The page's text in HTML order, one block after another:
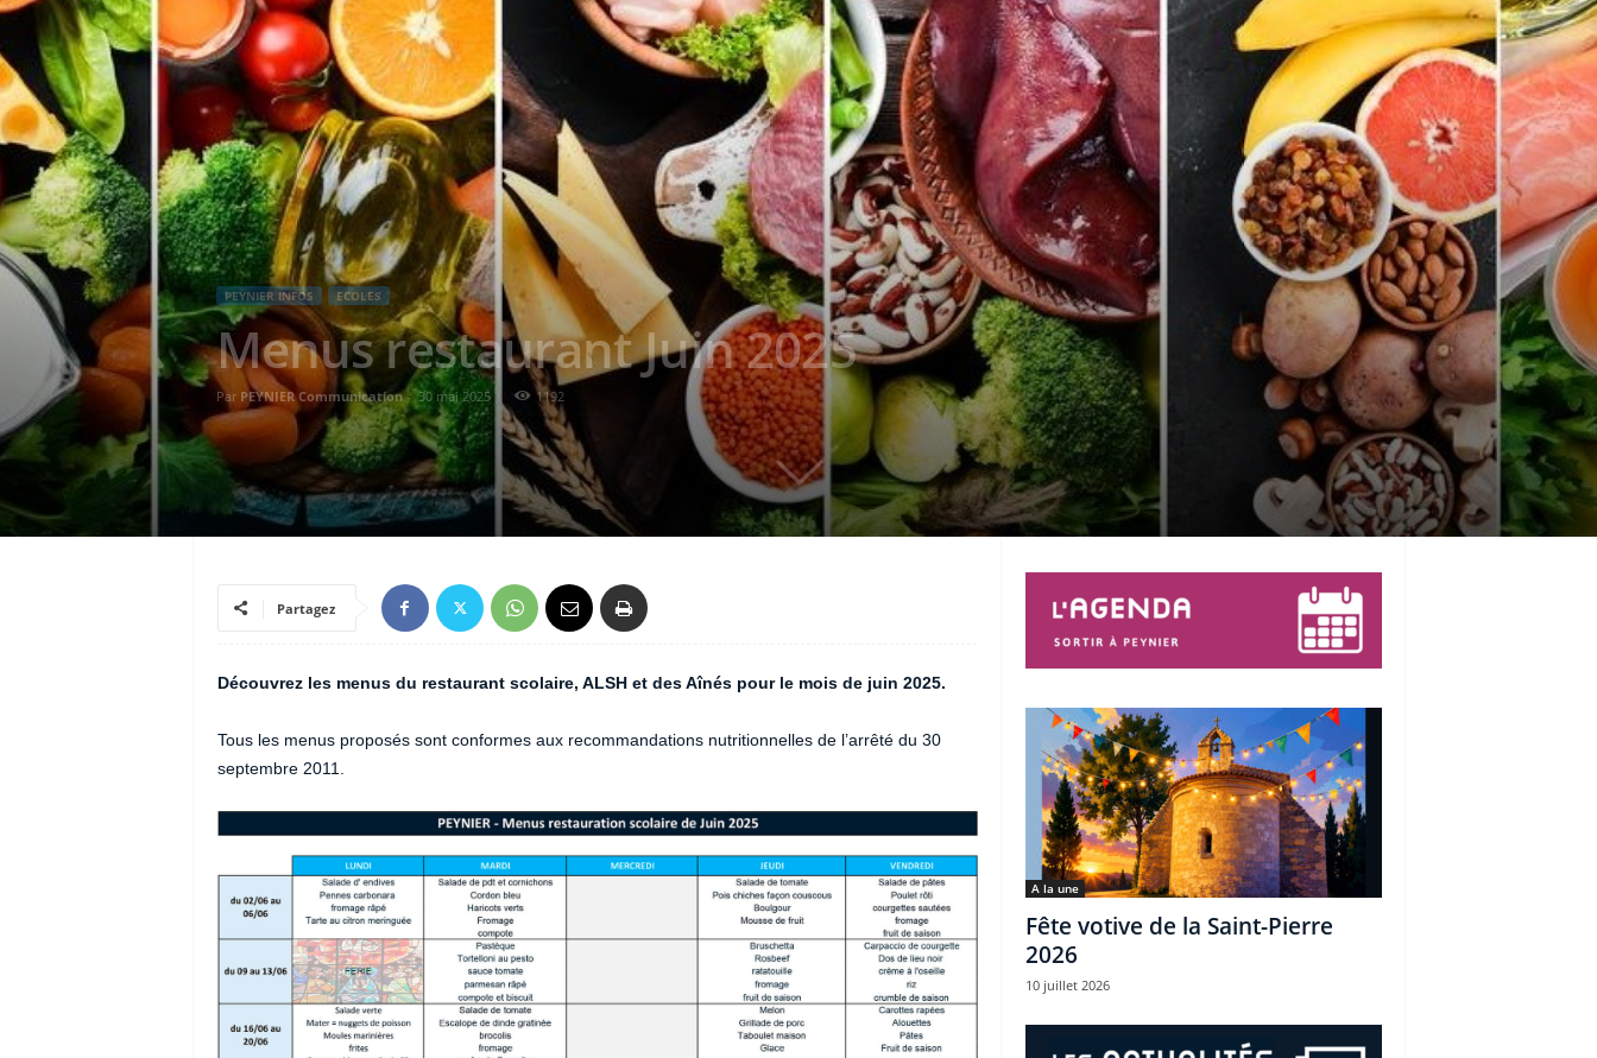
PEYNIER INFOS ECOLES
Menus restaurant Juin 2025
Par PEYNIER Communication- 30 mai 2025 1192
Partagez
Découvrez les menus du restaurant scolaire, ALSH et des Aînés pour le mois de juin 2025.
Tous les menus proposés sont conformes aux recommandations nutritionnelles de l’arrêté du 30
septembre 2011.
A la une
Fête votive de la Saint-Pierre
2026
10 juillet 2026